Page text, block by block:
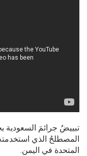
تبييضُ جرائمَ السعودية
المصطلحُ الذي
المتحدة في اليمن.